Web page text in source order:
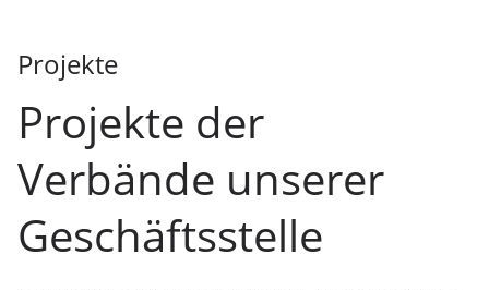
Projekte
Projekte der
Verbände unserer
Geschäftsstelle